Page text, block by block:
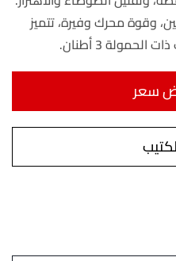
وقوة محرك وفيرة، تتميز
سعر